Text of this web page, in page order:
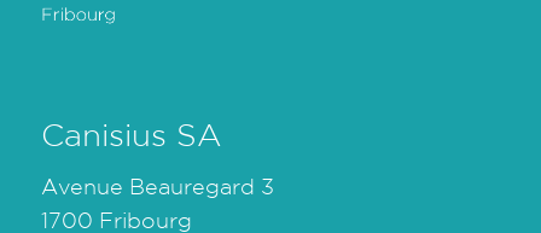
Canisius SA
Avenue Beauregard 3
1700 Fribourg